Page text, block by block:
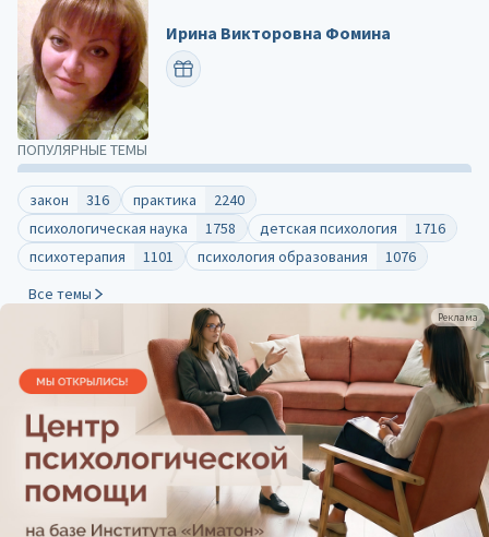
Реклама
ПОПУЛЯРНЫЕ ТЕМЫ
закон 316 практика
2240
психологическая наука
1758 детская психология
1716
психотерапия
1101 психология образования
1076
Все темы
Ирина Викторовна Фомина
ПОЗДРАВИТЬ